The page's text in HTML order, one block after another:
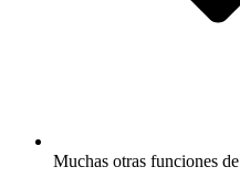
Muchas otras funciones